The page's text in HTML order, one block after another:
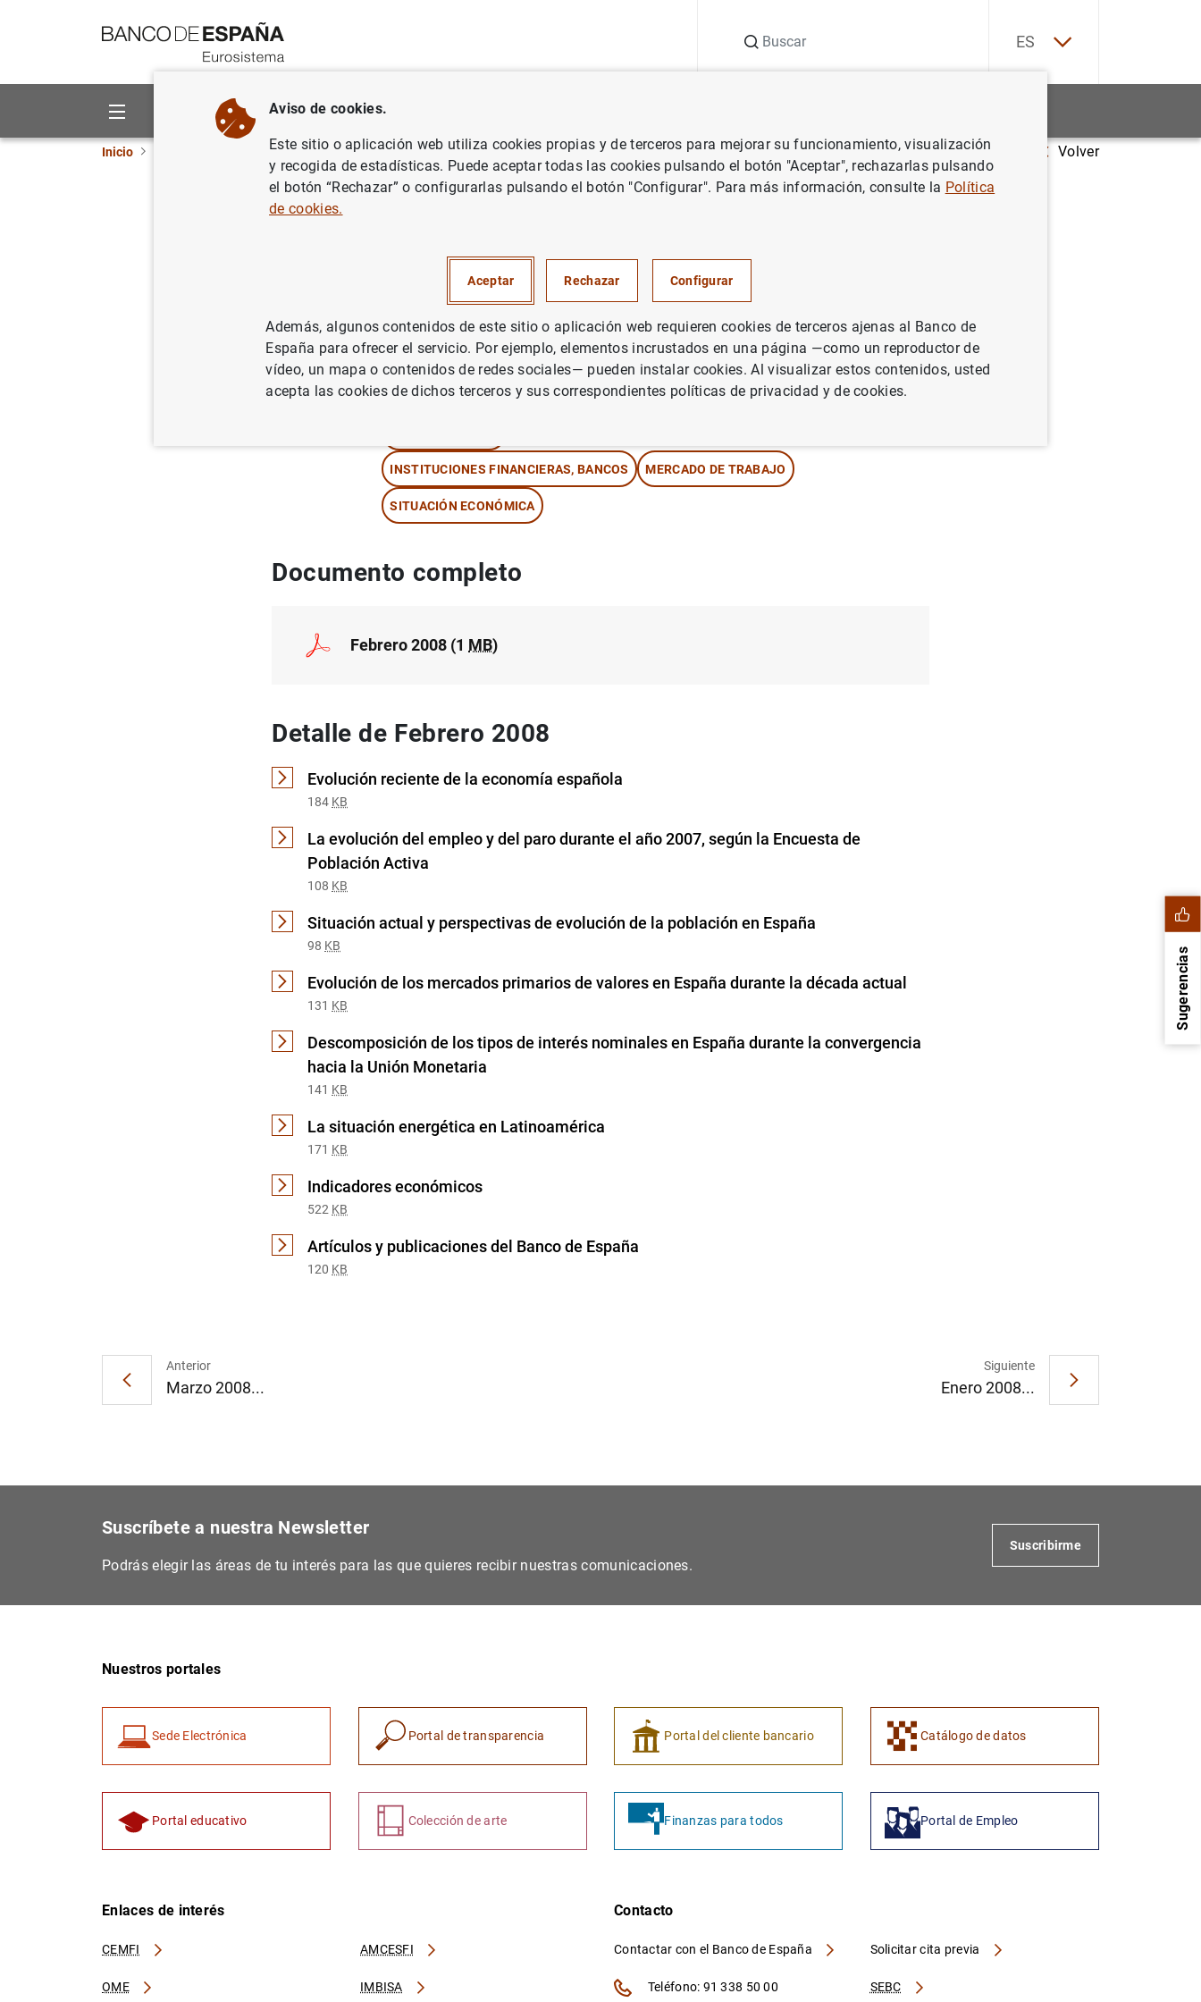
ES
Sobre el Banco Áreas de actuación
Inicio Análisis económico e investigación Boletín Económico Febrero 2008 Volver
Febrero 2008
Serie: Boletín Económico.
Autor: Banco de España
INSTITUCIONES FINANCIERAS, BANCOS MERCADO DE TRABAJO
SITUACIÓN ECONÓMICA
Documento completo
Febrero 2008 (1 MB)
Detalle de Febrero 2008
Evolución reciente de la economía española
184 KB
La evolución del empleo y del paro durante el año 2007, según la Encuesta de
Población Activa
108 KB
Situación actual y perspectivas de evolución de la población en España
98 KB
Evolución de los mercados primarios de valores en España durante la década actual
131 KB
Descomposición de los tipos de interés nominales en España durante la convergencia
hacia la Unión Monetaria
141 KB
La situación energética en Latinoamérica
171 KB
Indicadores económicos
522 KB
Artículos y publicaciones del Banco de España
120 KB
Anterior
Marzo 2008...
Siguiente
Enero 2008...
Sugerencias
Suscríbete a nuestra Newsletter
Podrás elegir las áreas de tu interés para las que quieres recibir nuestras comunicaciones.
Suscribirme
Nuestros portales
Sede Electrónica Portal de transparencia Portal del cliente bancario Catálogo de datos
Portal educativo Colección de arte Finanzas para todos Portal de Empleo
Enlaces de interés
CEMFI AMCESFI
OME IMBISA
Contacto
Contactar con el Banco de España
SEBC
Solicitar cita previa
Teléfono: 91 338 50 00
Aviso de cookies.
Este sitio o aplicación web utiliza cookies propias y de terceros para mejorar su funcionamiento, visualización
y recogida de estadísticas. Puede aceptar todas las cookies pulsando el botón "Aceptar", rechazarlas pulsando
el botón “Rechazar” o configurarlas pulsando el botón "Configurar". Para más información, consulte la Política
de cookies.
Aceptar Rechazar Configurar
Además, algunos contenidos de este sitio o aplicación web requieren cookies de terceros ajenas al Banco de
España para ofrecer el servicio. Por ejemplo, elementos incrustados en una página —como un reproductor de
vídeo, un mapa o contenidos de redes sociales— pueden instalar cookies. Al visualizar estos contenidos, usted
acepta las cookies de dichos terceros y sus correspondientes políticas de privacidad y de cookies.